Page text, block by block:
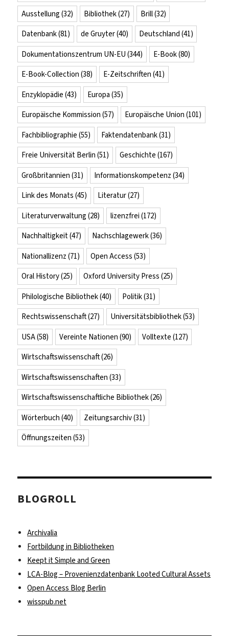
Ausstellung (32) Bibliothek(27) Brill(32)
Datenbank(81) de Gruyter(40) Deutschland (41)
Dokumentationszentrum UN-EU (344) E-Book(80)
E-Book-Collection (38) E-Zeitschriften (41)
Enzyklopädie (43) Europa (35)
Europäische Kommission (57) Europäische Union (101)
Fachbibliographie (55) Faktendatenbank(31)
Freie Universität Berlin (51) Geschichte (167)
Großbritannien (31) Informationskompetenz (34)
Link des Monats (45) Literatur(27)
Literaturverwaltung (28) lizenzfrei (172)
Nachhaltigkeit(47) Nachschlagewerk(36)
Nationallizenz (71) Open Access (53)
Oral History(25) Oxford University Press (25)
Philologische Bibliothek(40) Politik(31)
Rechtswissenschaft(27) Universitätsbibliothek(53)
USA(58) Vereinte Nationen (90) Volltexte (127)
Wirtschaftswissenschaft(26)
Wirtschaftswissenschaften (33)
Wirtschaftswissenschaftliche Bibliothek(26)
Wörterbuch (40) Zeitungsarchiv(31)
Öffnungszeiten (53)
BLOGROLL
Archivalia
Fortbildung in Bibliotheken
Keept it Simple and Green
LCA-Blog – Provenienzdatenbank Looted Cultural Assets
Open Access Blog Berlin
wisspub.net